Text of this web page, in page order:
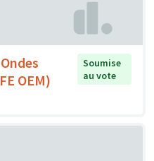
OEM)
Soumise
au vote